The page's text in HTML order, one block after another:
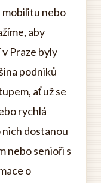
mobilitu nebo
aby
Praze byly
podniků
ať už se
rychlá
nich dostanou
nebo senioři s
o